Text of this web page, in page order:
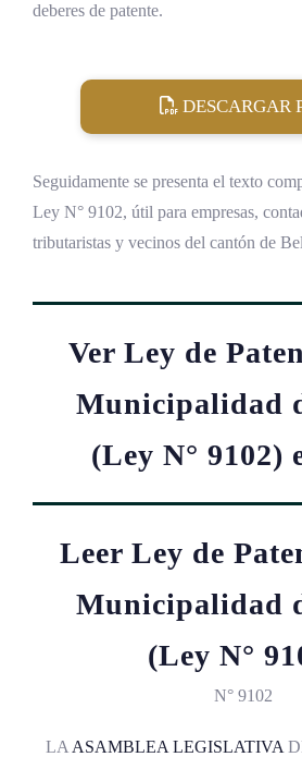
deberes de patente.
DESCARGAR
Seguidamente se presenta el texto
Ley N° 9102, útil para empresas,
tributaristas y vecinos del cantón de
Ver Ley de
Municipalidad
(Ley N° 9102)
Leer Ley de
Municipalidad
(Ley N°
N° 9102
LA ASAMBLEA LEGISLATIVA